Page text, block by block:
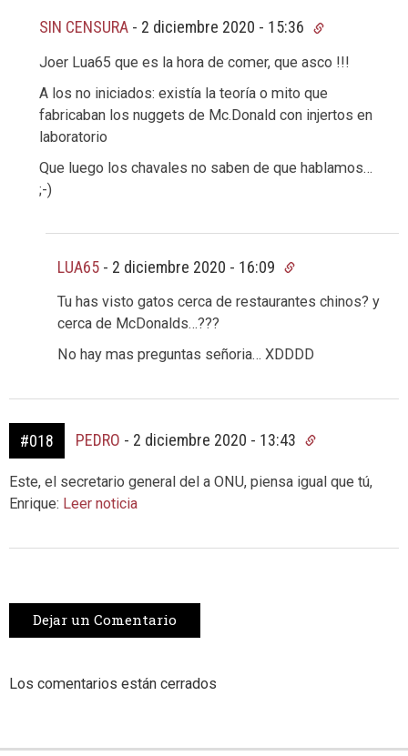
SIN CENSURA - 2 diciembre 2020 - 15:36
Joer Lua65 que es la hora de comer, que asco !!!
A los no iniciados: existía la teoría o mito que
fabricaban los nuggets de Mc.Donald con injertos en
laboratorio
Que luego los chavales no saben de que hablamos…
;-)
LUA65 - 2 diciembre 2020 - 16:09
Tu has visto gatos cerca de restaurantes chinos? y
cerca de McDonalds…???
No hay mas preguntas señoria… XDDDD
#018 PEDRO - 2 diciembre 2020 - 13:43
Este, el secretario general del a ONU, piensa igual que tú,
Enrique: Leer noticia
Dejar un Comentario
Los comentarios están cerrados